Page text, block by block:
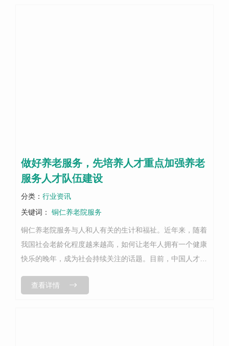
做好养老服务，先培养人才重点加强养老
服务人才队伍建设
分类： 行业资讯
关键词：
铜仁养老院服务​
铜仁养老院服务与人和人有关的生计和福祉。近年来，随着
我国社会老龄化程度越来越高，如何让老年人拥有一个健康
快乐的晚年，成为社会持续关注的话题。目前，中国人才总
守护..美“夕阳红”实现养老服务...
查看详情